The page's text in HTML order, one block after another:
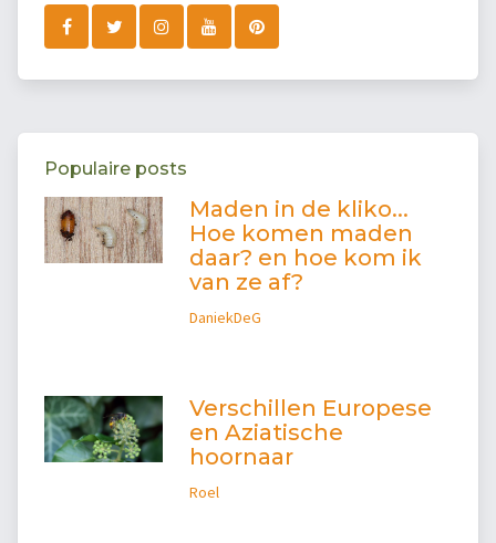
Populaire posts
Maden in de kliko...
Hoe komen maden
daar? en hoe kom ik
van ze af?
DaniekDeG
Verschillen Europese
en Aziatische
hoornaar
Roel